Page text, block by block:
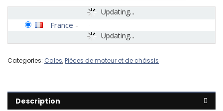
Updating...
Updating...
France -
Categories: Cales,Pièces de moteur et de châssis
Description